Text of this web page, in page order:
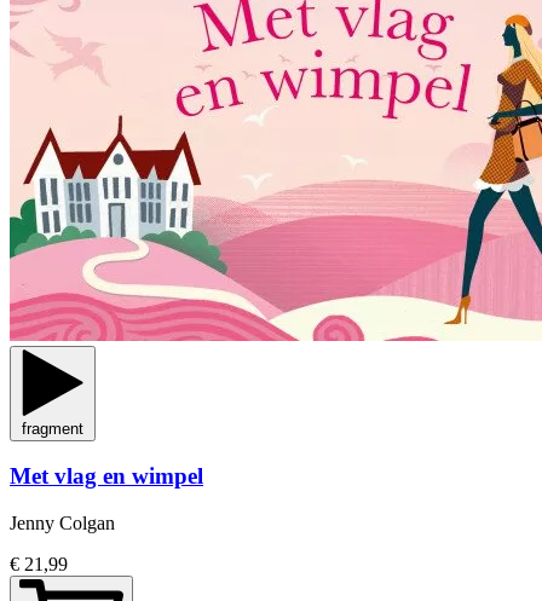
fragment
Met vlag en wimpel
Jenny Colgan
€ 21,99